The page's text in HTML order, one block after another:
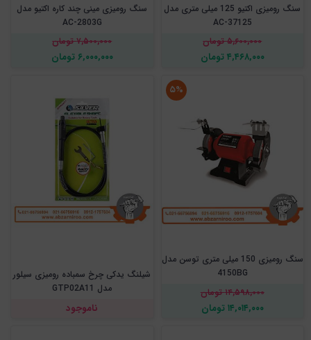
سنگ رومیزی اکتیو 125 میلی متری مدل
AC-37125
۵,۶۰۰,۰۰۰ تومان
۴,۴۶۸,۰۰۰ تومان
سنگ رومیزی مینی چند کاره اکتیو مدل
AC-2803G
۷,۵۰۰,۰۰۰ تومان
۶,۰۰۰,۰۰۰ تومان
سنگ رومیزی 150 میلی متری توسن مدل
4150BG
۵%
۱۴,۵۹۸,۰۰۰ تومان
۱۴,۰۱۴,۰۰۰ تومان
شیلنگ یدکی چرخ سمباده رومیزی سیلور
مدل GTP02A11
ناموجود